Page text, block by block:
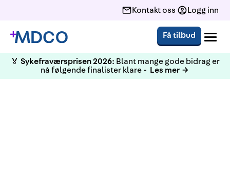
Kontakt oss Logg inn
Få tilbud
🏅 Sykefraværsprisen 2026: Blant mange gode bidrag er
nå følgende finalister klare -
Les mer →